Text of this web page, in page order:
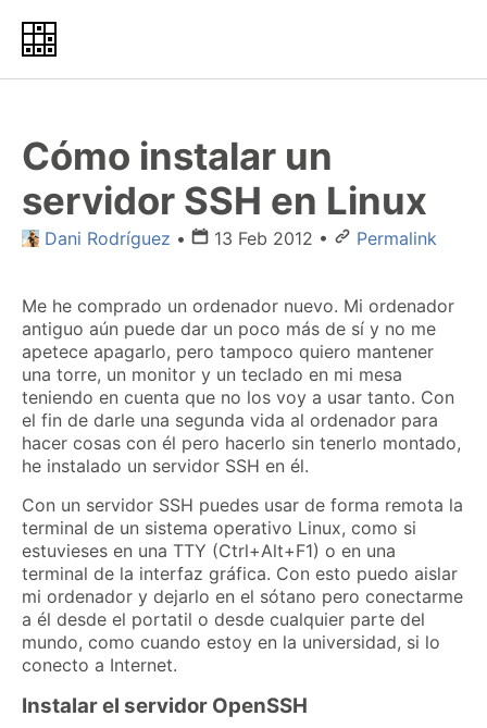
Cómo instalar un
servidor SSH en Linux
Dani Rodríguez • 13 Feb 2012 • Permalink
Me he comprado un ordenador nuevo. Mi ordenador
antiguo aún puede dar un poco más de sí y no me
apetece apagarlo, pero tampoco quiero mantener
una torre, un monitor y un teclado en mi mesa
teniendo en cuenta que no los voy a usar tanto. Con
el fin de darle una segunda vida al ordenador para
hacer cosas con él pero hacerlo sin tenerlo montado,
he instalado un servidor SSH en él.
Con un servidor SSH puedes usar de forma remota la
terminal de un sistema operativo Linux, como si
estuvieses en una TTY (Ctrl+Alt+F1) o en una
terminal de la interfaz gráfica. Con esto puedo aislar
mi ordenador y dejarlo en el sótano pero conectarme
a él desde el portatil o desde cualquier parte del
mundo, como cuando estoy en la universidad, si lo
conecto a Internet.
Instalar el servidor OpenSSH